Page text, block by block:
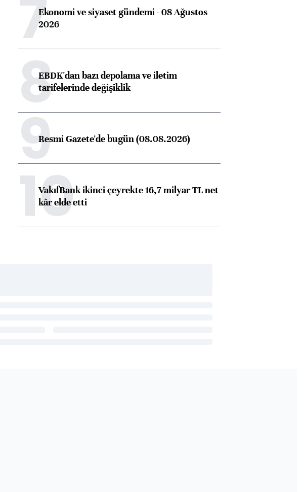
7Ekonomi ve siyaset gündemi - 08 Ağustos
2026
8EBDK'dan bazı depolama ve iletim
tarifelerinde değişiklik
9Resmi Gazete'de bugün (08.08.2026)
10
VakıfBank ikinci çeyrekte 16,7 milyar TL net
kâr elde etti